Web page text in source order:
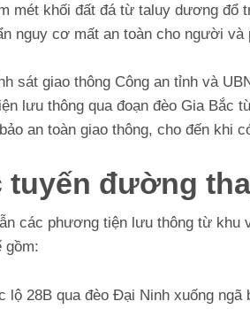
mét khối đất đá từ taluy dương đổ
nguy cơ mất an toàn cho người
sát giao thông Công an tỉnh và
lưu thông qua đoạn đèo Gia Bắc
an toàn giao thông, cho đến khi
tuyến đường
các phương tiện lưu thông từ khu
gồm:
lộ 28B qua đèo Đại Ninh xuống